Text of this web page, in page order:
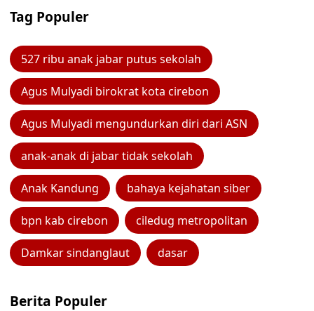
Tag Populer
527 ribu anak jabar putus sekolah
Agus Mulyadi birokrat kota cirebon
Agus Mulyadi mengundurkan diri dari ASN
anak-anak di jabar tidak sekolah
Anak Kandung bahaya kejahatan siber
bpn kab cirebon ciledug metropolitan
Damkar sindanglaut dasar
Berita Populer